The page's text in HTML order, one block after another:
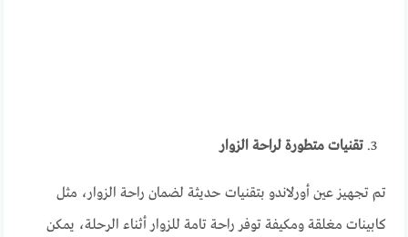
تقنيات متطورة لراحة الزوار
تم تجهيز عين أورلاندو بتقنيات حديثة لضمان راحة الزوار، مثل
كابينات مغلقة ومكيفة توفر راحة تامة للزوار أثناء الرحلة، يمكن